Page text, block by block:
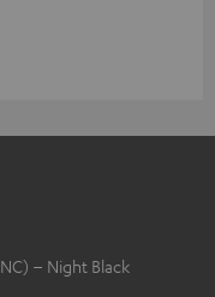
– Night Black